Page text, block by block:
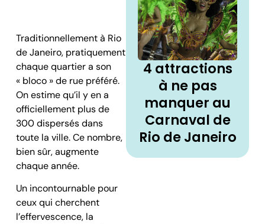
Traditionnellement à Rio
de Janeiro, pratiquement
chaque quartier a son
« bloco » de rue préféré.
On estime qu’il y en a
officiellement plus de
300 dispersés dans
toute la ville. Ce nombre,
bien sûr, augmente
chaque année.
Un incontournable pour
ceux qui cherchent
l’effervescence, la
4 attractions
à ne pas
manquer au
Carnaval de
Rio de Janeiro